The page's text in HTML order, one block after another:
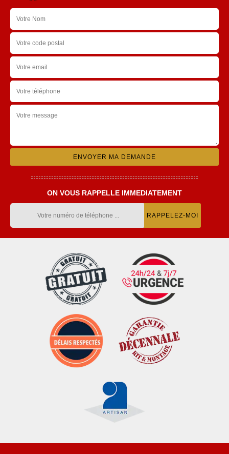
ON VOUS RAPPELLE IMMEDIATEMENT